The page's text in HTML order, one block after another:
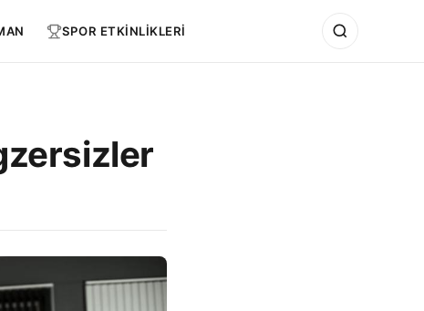
SPOR ETKİNLİKLERİ